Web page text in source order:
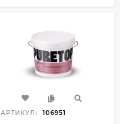
АРТИКУЛ: 106951